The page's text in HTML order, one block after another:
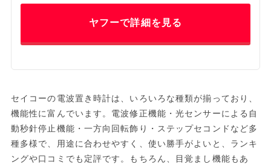
ヤフーで詳細を見る
セイコーの電波置き時計は、いろいろな種類が揃っており、
機能性に富んでいます。電波修正機能・光センサーによる自
動秒針停止機能・一方向回転飾り・ステップセコンドなど多
種多様で、用途に合わせやすく、使い勝手がよいと、ランキ
ングや口コミでも定評です。もちろん、目覚まし機能もあ